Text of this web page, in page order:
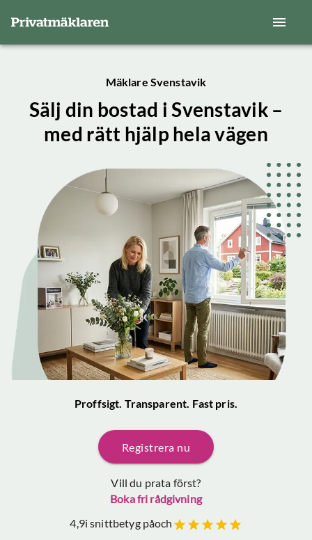
Mäklare Svenstavik
Sälj din bostad i Svenstavik –
med rätt hjälp hela vägen
Proffsigt. Transparent. Fast pris.
Registrera nu
Vill du prata först?
Boka fri rådgivning
4,9i snittbetyg påoch